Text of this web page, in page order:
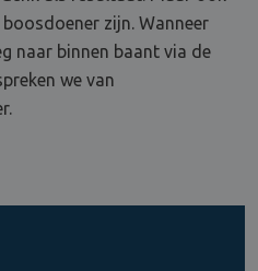
zijn. Wanneer
naar binnen baant via de
we van